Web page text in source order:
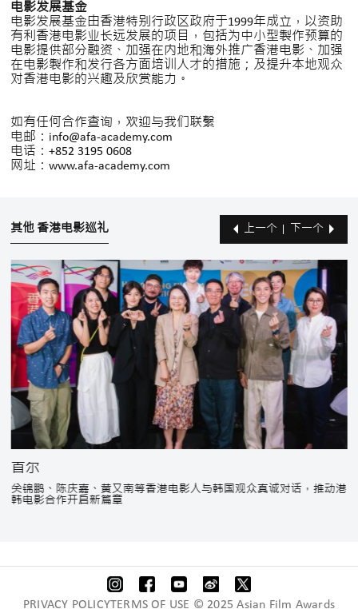
电影发展基金
电影发展基金由香港特别行政区政府于1999年成立，以资助
有利香港电影业长远发展的项目，包括为中小型製作预算的
电影提供部分融资、加强在内地和海外推广香港电影、加强
在电影製作和发行各方面培训人才的措施；及提升本地观众
对香港电影的兴趣及欣赏能力。
如有任何合作查询，欢迎与我们联繫
电邮：info@afa-academy.com
电话：+852 3195 0608
网址：www.afa-academy.com
其他 香港电影巡礼
首尔
关锦鹏、陈庆嘉、黄又南等香港电影人与韩国观众真诚对话，推动港
韩电影合作开启新篇章
上一个 下一个
PRIVACY POLICYTERMS OF USE © 2025 Asian Film Awards